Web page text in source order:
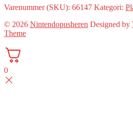
Varenummer (SKU): 66147 Kategori:
© 2026 Nintendopusheren Designed by
Theme
0